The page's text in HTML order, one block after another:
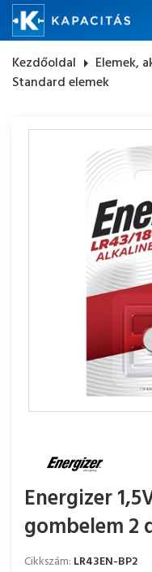
Kezdőoldal arrow_right Elemek,
Standard elemek
Energizer
gombelem 2
Cikkszám: LR43EN-BP2